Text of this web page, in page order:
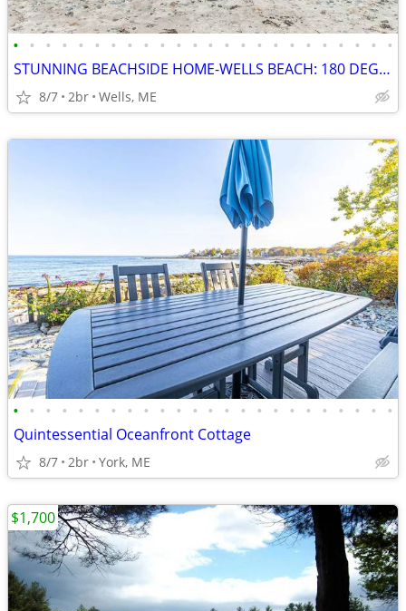
• • • • • • • • • • • • • • • • • • • • • • • •
STUNNING BEACHSIDE HOME-WELLS BEACH: 180 DEGREE OCEAN VIEWS: 8-15 to 8
8/7 2br Wells, ME
• • • • • • • • • • • • • • • • • • • • • • • •
Quintessential Oceanfront Cottage
8/7 2br York, ME
$1,700